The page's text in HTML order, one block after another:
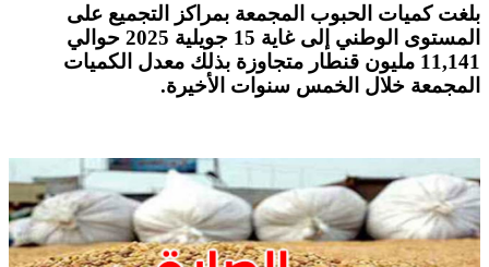
بلغت كميات الحبوب المجمعة بمراكز التجميع على
المستوى الوطني إلى غاية 15 جويلية 2025 حوالي
11,141 مليون قنطار متجاوزة بذلك معدل الكميات
المجمعة خلال الخمس سنوات الأخيرة.